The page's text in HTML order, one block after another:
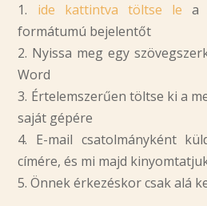
1.
ide kattintva töltse le
a
formátumú bejelentőt
2. Nyissa meg egy
Word
3. Értelemszerűen töltse ki a
saját gépére
4. E-mail csatolmányként
címére, és mi majd
5. Önnek érkezéskor csak alá